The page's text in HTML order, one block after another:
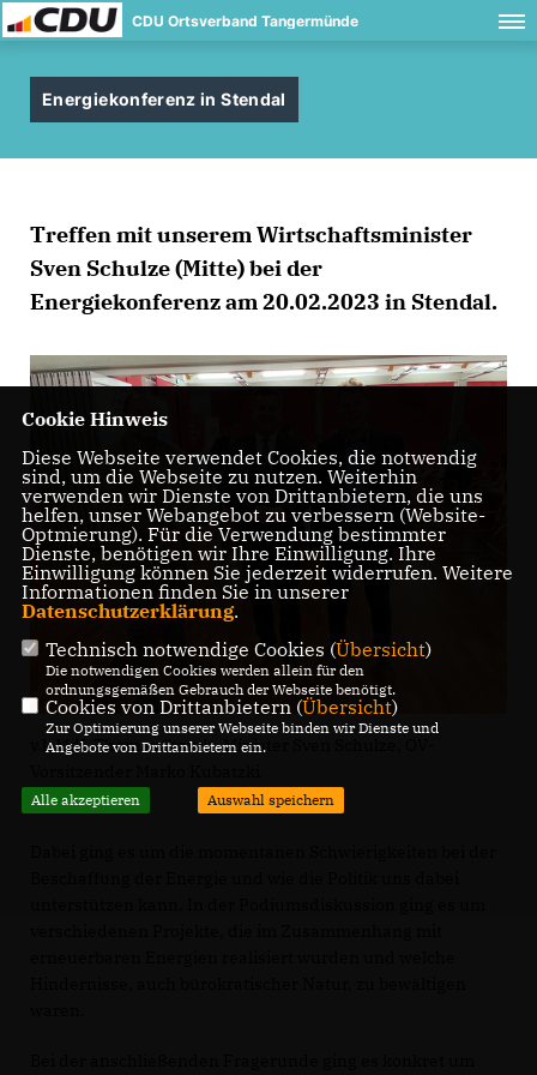
CDU Ortsverband Tangermünde
Energiekonferenz in Stendal
Treffen mit unserem Wirtschaftsminister
Sven Schulze (Mitte) bei der
Energiekonferenz am 20.02.2023 in Stendal.
v.l. MdL Thomas Staudt, Minister Sven Schulze, OV-
Cookie Hinweis
Diese Webseite verwendet Cookies, die notwendig
sind, um die Webseite zu nutzen. Weiterhin
verwenden wir Dienste von Drittanbietern, die uns
helfen, unser Webangebot zu verbessern (Website-
Optmierung). Für die Verwendung bestimmter
Dienste, benötigen wir Ihre Einwilligung. Ihre
Einwilligung können Sie jederzeit widerrufen. Weitere
Informationen finden Sie in unserer
Datenschutzerklärung.
Technisch notwendige Cookies (Übersicht)
Die notwendigen Cookies werden allein für den
ordnungsgemäßen Gebrauch der Webseite benötigt.
Cookies von Drittanbietern (Übersicht)
Zur Optimierung unserer Webseite binden wir Dienste und
Angebote von Drittanbietern ein.
Alle akzeptieren Auswahl speichern